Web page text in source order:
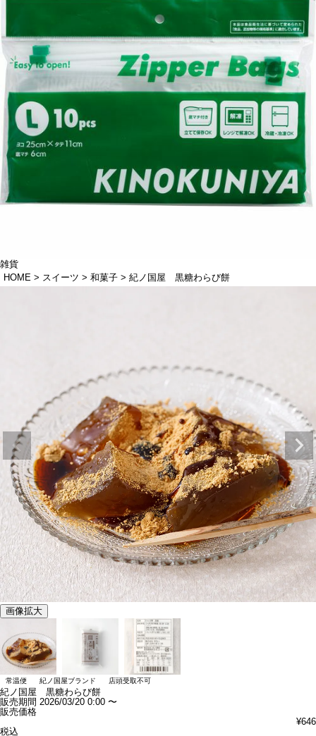
雑貨
HOME
スイーツ 和菓子 紀ノ国屋 黒糖わらび餅
画像拡大
常温便 紀ノ国屋ブランド 店頭受取不可
紀ノ国屋 黒糖わらび餅
販売期間 2026/03/20 0:00 〜
販売価格
¥646
税込